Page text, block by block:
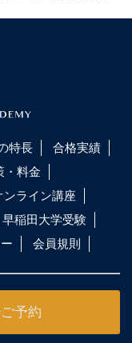
特長
合格実績
・料金
ンライン講座
早稲田大学受験
会員規則
予約